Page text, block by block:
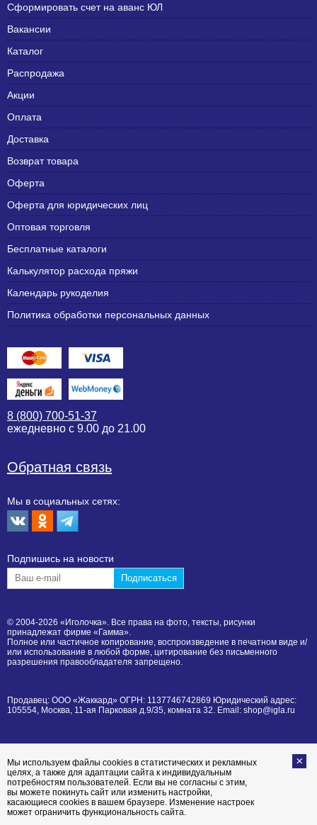
Сформировать счет на аванс ЮЛ
Вакансии
Каталог
Распродажа
Акции
Оплата
Доставка
Возврат товара
Оферта
Оферта для юридических лиц
Оптовая торговля
Бесплатные каталоги
Калькулятор расхода пряжи
Календарь рукоделия
Политика обработки персональных данных
8 (800) 700-51-37
ежедневно с 9.00 до 21.00
Обратная связь
Мы в социальных сетях:
Подпишиcь на новости
© 2004-2026 «Иголочка». Все права на фото, тексты, рисунки
принадлежат фирме «Гамма».
Полное или частичное копирование, воспроизведение в печатном виде и/
или использование в любой форме, цитирование без письменного
разрешения правообладателя запрещено.
Продавец: ООО «Жаккард» ОГРН: 1137746742869 Юридический адрес:
105554, Москва, 11-ая Парковая д.9/35, комната 32. Email: shop@igla.ru
Мы используем файлы cookies в статистических и рекламных
целях, а также для адаптации сайта к индивидуальным
потребностям пользователей. Если вы не согласны с этим,
вы можете покинуть сайт или изменить настройки,
касающиеся cookies в вашем браузере. Изменение настроек
может ограничить функциональность сайта.